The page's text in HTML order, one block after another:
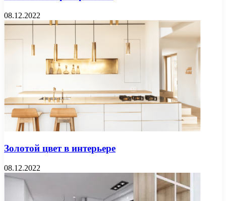
08.12.2022
Золотой цвет в интерьере
08.12.2022